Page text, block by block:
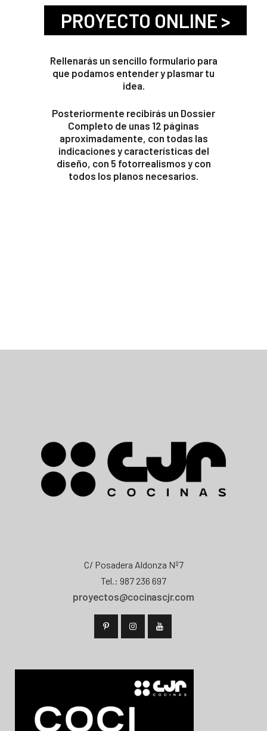
PROYECTO ONLINE >
Rellenarás un sencillo formulario para
que podamos entender y plasmar tu
idea.
Posteriormente recibirás un Dossier
Completo de unas 12 páginas
aproximadamente, con todas las
indicaciones y características del
diseño, con 5 fotorrealismos y con
todos los planos necesarios.
C/ Posadera Aldonza Nº7
Tel.: 987 236 697
proyectos@cocinascjr.com